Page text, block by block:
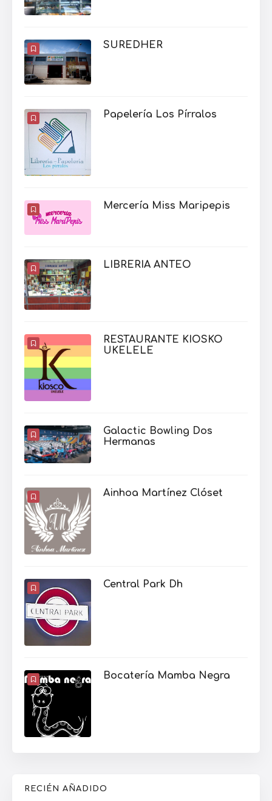
SUREDHER
Papelería Los Pírralos
Mercería Miss Maripepis
LIBRERIA ANTEO
RESTAURANTE KIOSKO
UKELELE
Galactic Bowling Dos
Hermanas
Ainhoa Martínez Clóset
Central Park Dh
Bocatería Mamba Negra
RECIÉN AÑADIDO